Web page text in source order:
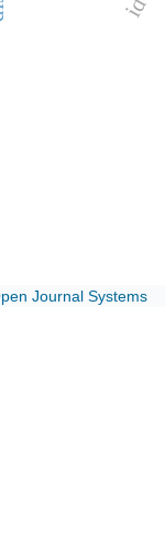
Journal Systems